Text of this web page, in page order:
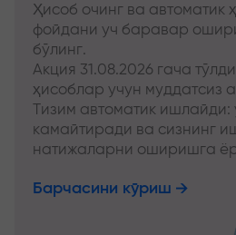
Ҳисоб очинг ва автоматик
фойдани уч баравар
бўлинг.
Акция 31.08.2026 гача
ҳисоблар учун муддатсиз
Тизим автоматик ишлайди:
камайтиради ва сизнинг
натижаларни оширишга
Барчасини кўриш